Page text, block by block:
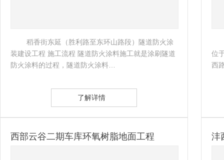
 稻香街东延（胜利路至东环山路段）隧道防火涂
装建设工程 施工流程 隧道防火涂料施工就是涂刷隧道
防火涂料的过程，隧道防火涂料… 
了解详情
位
西路
西部云谷二期车库环氧树脂地面工程